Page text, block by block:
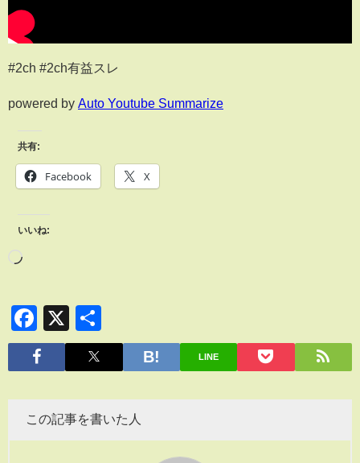
#2ch #2ch有益スレ
powered by Auto Youtube Summarize
共有:
Facebook X
いいね:
Facebook
X
有
LINE
この記事を書いた人